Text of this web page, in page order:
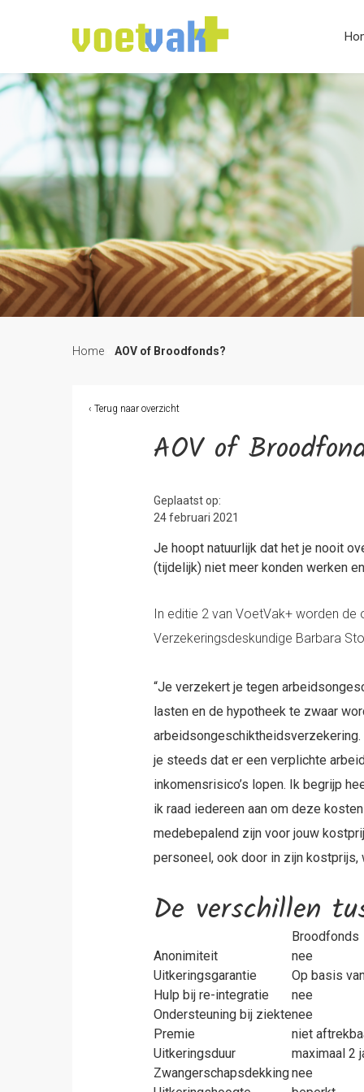
Home» AOV of Broodfonds?
‹ Terug naar overzicht
AOV of
Geplaatst op:
24 februari 2021
Je hoopt natuurlijk dat het je nooit
(tijdelijk) niet meer konden werken
In editie 2 van VoetVak+ worden
Verzekeringsdeskundige Barbara
“Je verzekert je tegen
lasten en de hypotheek te zwaar
je steeds dat er een verplichte
inkomensrisico’s lopen. Ik begrijp
ik raad iedereen aan om deze
medebepalend zijn voor jouw
personeel, ook door in zijn kostprijs,
De verschillen
Broodfonds
Anonimiteit
nee
Uitkeringsgarantie
Op basis
Hulp bij re-integratie
nee
Ondersteuning bij ziektenee
Premie
niet
Uitkeringsduur
maximaal 2
Zwangerschapsdekkingnee